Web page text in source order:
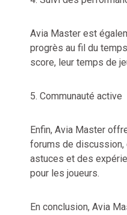
Avia Master est
progrès au fil du
score, leur temps de
5. Communauté active
Enfin, Avia Master
forums de
astuces et des
pour les joueurs.
En conclusion, Avia